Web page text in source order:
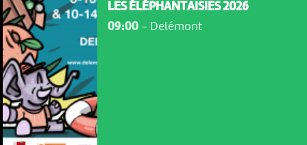
NOUS UTILISONS DES COOKIES
LES ÉLÉPHANTAISIES 2026
09:00- Delémont